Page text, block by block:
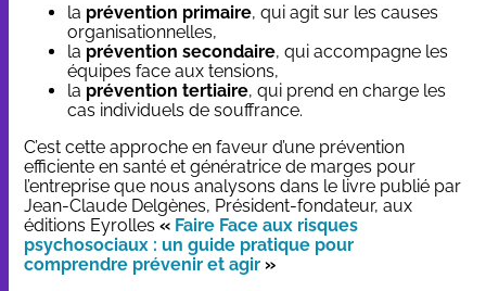
la prévention primaire, qui agit sur les causes
organisationnelles,
la prévention secondaire, qui accompagne les
équipes face aux tensions,
la prévention tertiaire, qui prend en charge les
cas individuels de souffrance.
C’est cette approche en faveur d’une prévention
efficiente en santé et génératrice de marges pour
l’entreprise que nous analysons dans le livre publié par
Jean-Claude Delgènes, Président-fondateur, aux
éditions Eyrolles« Faire Face aux risques
psychosociaux : un guide pratique pour
comprendre prévenir et agir »